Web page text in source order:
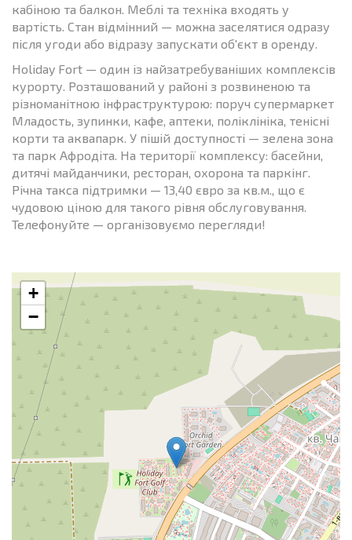
кабіною та балкон. Меблі та техніка входять у
вартість. Стан відмінний — можна заселятися одразу
після угоди або відразу запускати об'єкт в оренду.
Holiday Fort — один із найзатребуваніших комплексів
курорту. Розташований у районі з розвиненою та
різноманітною інфраструктурою: поруч супермаркет
Младость, зупинки, кафе, аптеки, поліклініка, тенісні
корти та аквапарк. У пішій доступності — зелена зона
та парк Афродіта. На території комплексу: басейни,
дитячі майданчики, ресторан, охорона та паркінг.
Річна такса підтримки — 13,40 євро за кв.м., що є
чудовою ціною для такого рівня обслуговування.
Телефонуйте — організовуємо перегляди!
+
−